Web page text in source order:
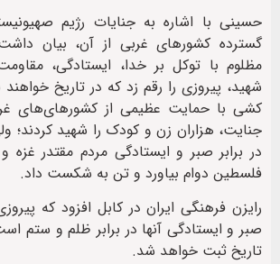
حسینی با اشاره به جنایات رژیم
گسترده کشورهای غربی از آن، بیان
مظلوم با توکل بر خدا، ایستادگی،
شهید، پیروزی را رقم زد که در تاریخ
کشی با حمایت عظیمی از کشورهای‌های
جنایت، هزاران زن و کودک را شهید کردند؛
در برابر صبر و ایستادگی مردم مقتدر غزه
فلسطین دوام بیاورد و تن به شکست داد.
رایزن فرهنگی ایران در کابل افزود که
صبر و ایستادگی آنها در برابر ظلم و ستم
تاریخ ثبت خواهد شد.